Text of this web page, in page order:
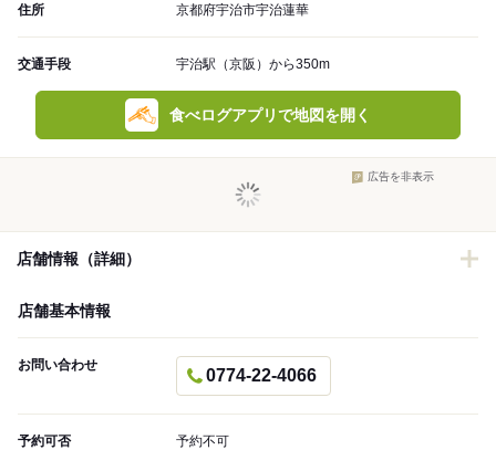
住所 京都府宇治市宇治蓮華
交通手段 宇治駅（京阪）から350m
食べログアプリで地図を開く
広告を非表示
店舗情報（詳細）
店舗基本情報
お問い合わせ
0774-22-4066
予約可否 予約不可